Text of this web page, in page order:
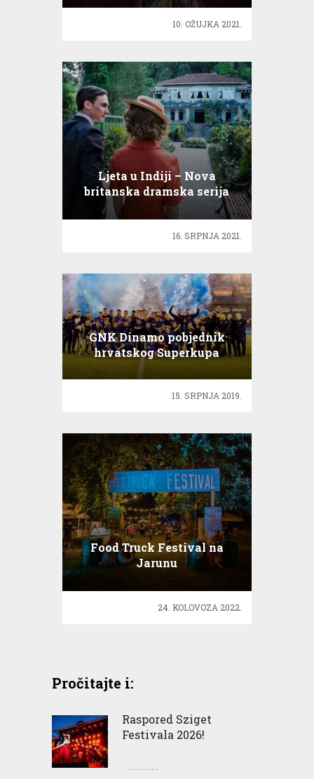
10. OŽUJKA 2021.
Ljeta u Indiji – Nova
britanska dramska serija
16. SRPNJA 2021.
GNK Dinamo pobjednik
hrvatskog Superkupa
15. SRPNJA 2019.
Food Truck Festival na
Jarunu
24. KOLOVOZA 2022.
Pročitajte i:
Raspored Sziget
Festivala 2026!